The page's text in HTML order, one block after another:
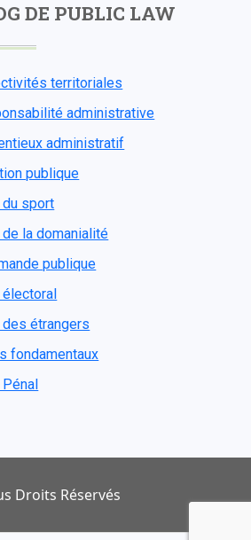
DE PUBLIC LAW
territoriales
administrative
administratif
publique
du sport
la domanialité
publique
électoral
étrangers
fondamentaux
Droits Réservés